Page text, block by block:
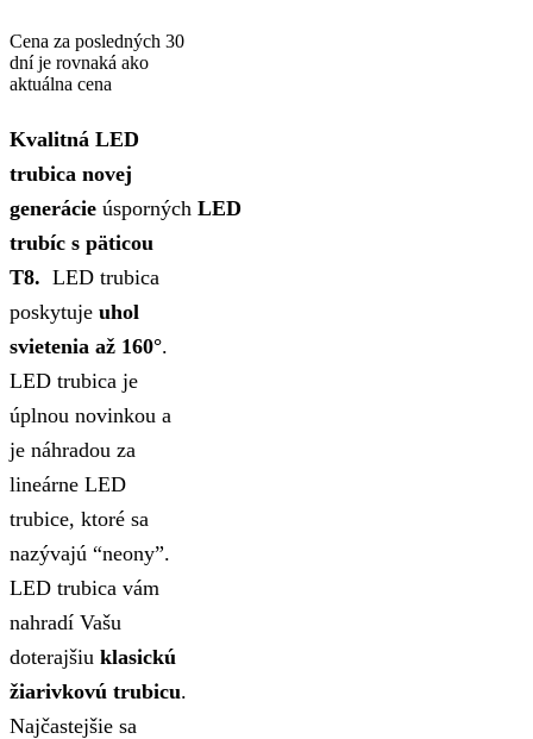
Cena za posledných 30
dní je rovnaká ako
aktuálna cena
Kvalitná LED
trubica novej
generácie úsporných LED
trubíc s päticou
T8. LED trubica
poskytuje uhol
svietenia až 160°.
LED trubica je
úplnou novinkou a
je náhradou za
lineárne LED
trubice, ktoré sa
nazývajú “neony”.
LED trubica vám
nahradí Vašu
doterajšiu klasickú
žiarivkovú trubicu.
Najčastejšie sa